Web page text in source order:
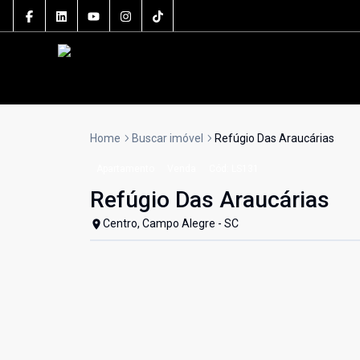
Home Buscar imóvel Refúgio Das Araucárias
Refúgio Das Araucárias
Centro, Campo Alegre - SC